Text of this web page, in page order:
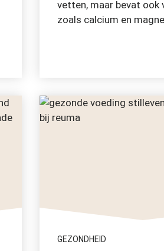
vetten, maar bevat ook
zoals calcium en
GEZONDHEID